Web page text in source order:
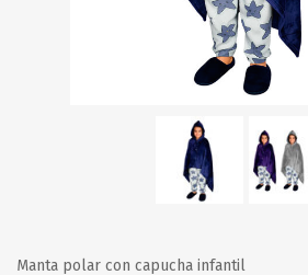
Manta polar con capucha infantil